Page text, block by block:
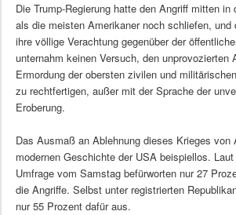
Die Trump-Regierung hatte den Angriff mitten in
als die meisten Amerikaner noch schliefen, und
ihre völlige Verachtung gegenüber der
unternahm keinen Versuch, den unprovozierten
Ermordung der obersten zivilen und
zu rechtfertigen, außer mit der Sprache der
Eroberung.
Das Ausmaß an Ablehnung dieses Krieges von
modernen Geschichte der USA beispiellos.
Umfrage vom Samstag befürworten nur 27
die Angriffe. Selbst unter registrierten
nur 55 Prozent dafür aus.